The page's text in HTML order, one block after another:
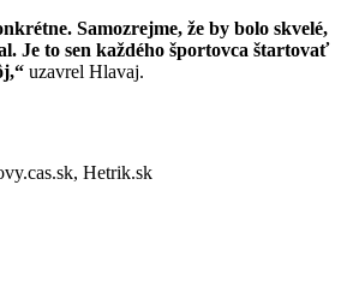
Samozrejme, že by bolo skvelé,
Je to sen každého športovca štartovať
uzavrel Hlavaj.
Hetrik.sk